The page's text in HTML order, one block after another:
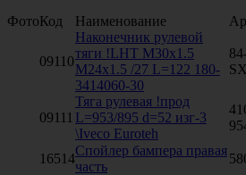
ФотоКод Наименование
09110
Наконечник рулевой
тяги !LHT M30x1.5
M24x1.5 /27 L=122 180-
3414060-30
SX
09111
Тяга рулевая !прод
L=953/895 d=52 изг-3
\Iveco Euroteh
16514
Спойлер бампера правая
часть